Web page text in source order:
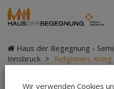
Haus der Begegnung -
Innsbruck > Religionen,
Wir verwenden Cookies